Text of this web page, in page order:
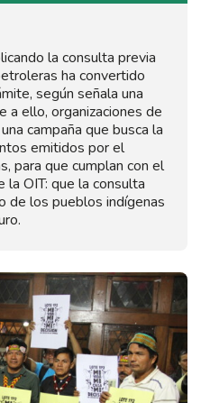
la consulta previa
ha convertido
según señala una
a ello, organizaciones de
campaña que busca la
emitidos por el
para que cumplan con el
OIT: que la consulta
de los pueblos indígenas